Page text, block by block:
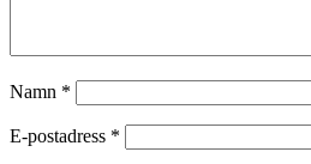
Namn *
E-postadress *